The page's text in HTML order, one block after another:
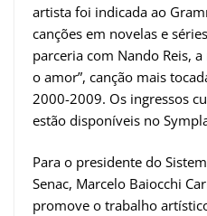
artista foi indicada ao
canções em novelas e
parceria com Nando Reis,
o amor”, canção mais
2000-2009. Os ingressos
estão disponíveis no
Para o presidente do
Senac, Marcelo Baiocchi
promove o trabalho